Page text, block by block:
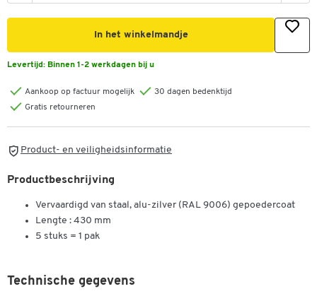
In het winkelmandje
Levertijd: Binnen 1-2 werkdagen bij u
Aankoop op factuur mogelijk
30 dagen bedenktijd
Gratis retourneren
Product- en veiligheidsinformatie
Productbeschrijving
Vervaardigd van staal, alu-zilver (RAL 9006) gepoedercoat
Lengte : 430 mm
5 stuks = 1 pak
Technische gegevens